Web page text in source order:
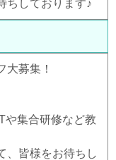
ちしております♪
大募集！
や集合研修など教
、皆様をお待ちし